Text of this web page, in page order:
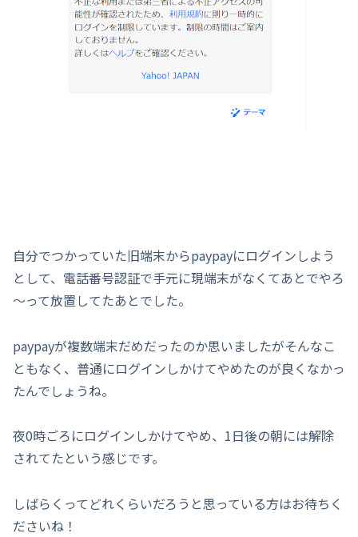
自分でつかっていた旧端末からpaypayにログインしよう
として、電話番号認証で手元に現端末がなくてあとでやろ
～って放置してたあとでした。
paypayが複数端末だめだったのか思いましたがそんなこ
ともなく、普通にログインしかけてやめたのが良くなかっ
たんでしょうね。
夜0時ごろにログインしかけてやめ、1日後の朝には解除
されてたという感じです。
しばらくってどれくらいだろうと思っている方はお待ちく
ださいね！